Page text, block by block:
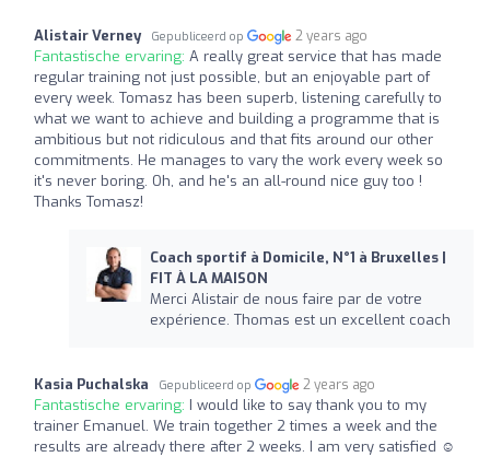
Alistair Verney Gepubliceerd op 2 years ago
Fantastische ervaring: A really great service that has made
regular training not just possible, but an enjoyable part of
every week. Tomasz has been superb, listening carefully to
what we want to achieve and building a programme that is
ambitious but not ridiculous and that fits around our other
commitments. He manages to vary the work every week so
it's never boring. Oh, and he's an all-round nice guy too !
Thanks Tomasz!
Coach sportif à Domicile, N°1 à Bruxelles |
FIT À LA MAISON
Merci Alistair de nous faire par de votre
expérience. Thomas est un excellent coach
Kasia Puchalska Gepubliceerd op 2 years ago
Fantastische ervaring: I would like to say thank you to my
trainer Emanuel. We train together 2 times a week and the
results are already there after 2 weeks. I am very satisfied ☺️